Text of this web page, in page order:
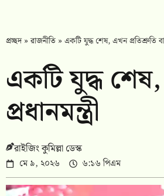
প্রচ্ছদ»রাজনীতি »একটি যুদ্ধ শেষ, এখন প্রতিশ্রুতি
একটি যুদ্ধ শেষ,
প্রধানমন্ত্রী
রাইজিং কুমিল্লা ডেস্ক
মে ৯, ২০২৬ ৬:১৬ পিএম